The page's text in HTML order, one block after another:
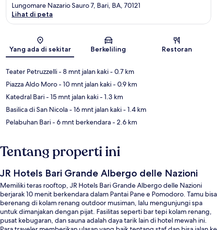
Peta
Lungomare Nazario Sauro 7, Bari, BA, 70121
Lihat di peta
Yang ada di sekitar Berkeliling Restoran
Teater Petruzzelli- 8 mnt jalan kaki- 0.7 km
Piazza Aldo Moro- 10 mnt jalan kaki- 0.9 km
Katedral Bari- 15 mnt jalan kaki- 1.3 km
Basilica di San Nicola- 16 mnt jalan kaki- 1.4 km
Pelabuhan Bari- 6 mnt berkendara- 2.6 km
Tentang properti ini
JR Hotels Bari Grande Albergo delle Nazioni
Memiliki teras rooftop, JR Hotels Bari Grande Albergo delle Nazioni
berjarak 10 menit berkendara dalam Pantai Pane e Pomodoro. Tamu bisa
berenang di kolam renang outdoor musiman, lalu mengunjungi spa
untuk dimanjakan dengan pijat. Fasilitas seperti bar tepi kolam renang,
pusat kebugaran, dan sauna adalah daya tarik lain di hotel mewah ini.